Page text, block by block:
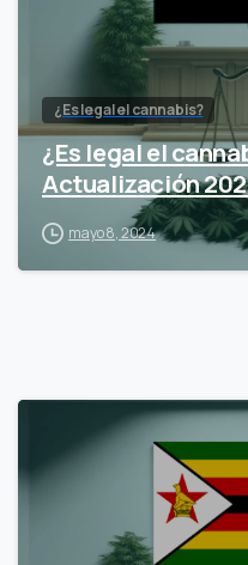
¿Es legal el cannabis?
¿Es legal el
Actualización
mayo 8, 2024